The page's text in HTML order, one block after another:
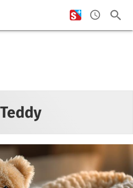
Teddy